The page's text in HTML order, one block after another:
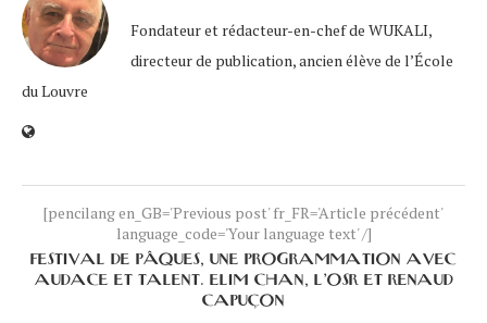
Fondateur et rédacteur-en-chef de WUKALI,
directeur de publication, ancien élève de l’École
du Louvre
[pencilang en_GB='Previous post' fr_FR='Article précédent'
language_code='Your language text' /]
FESTIVAL DE PÂQUES, UNE PROGRAMMATION AVEC
AUDACE ET TALENT. ELIM CHAN, L’OSR ET RENAUD
CAPUÇON